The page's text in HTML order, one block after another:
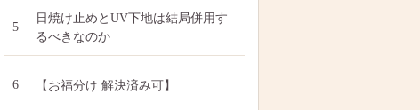
5
日焼け止めとUV下地は結局併用す
るべきなのか
6 【お福分け 解決済み可】